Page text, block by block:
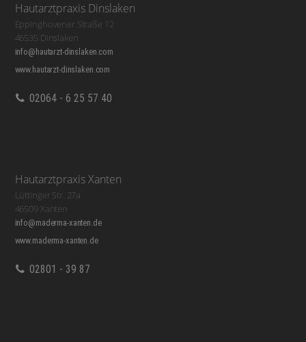
Hautarztpraxis Dinslaken
Eppinghovener Straße 12
46535 Dinslaken
info@hautarzt-dinslaken.com
www.hautarzt-dinslaken.com
02064 - 6 25 57 40
Hautarztpraxis Xanten
Lüttinger Str. 27a
46509 Xanten
info@maderma-xanten.de
www.maderma-xanten.de
02801 - 39 87